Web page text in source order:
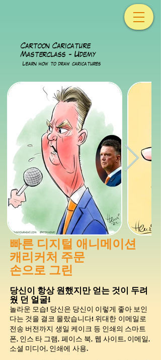
Cartoon Caricature
Masterclass - Udemy
Learn how to draw caricatures
빠른 디지털 애니메이션
캐리커처 주문
손으로 그린
당신이 항상 원했지만 얻는 것이 두려
웠 던 얼굴!
놀라운 모습! 당신은 당신이 이렇게 좋아 보인
다는 것을 결코 몰랐습니다! 위대한 이메일로
전송 버전까지 생일 케이크 등 인쇄의 스마트
폰, 인스 타 그램, 페이스 북, 웹 사이트, 이메일,
소셜 미디어, 인쇄에 사용.